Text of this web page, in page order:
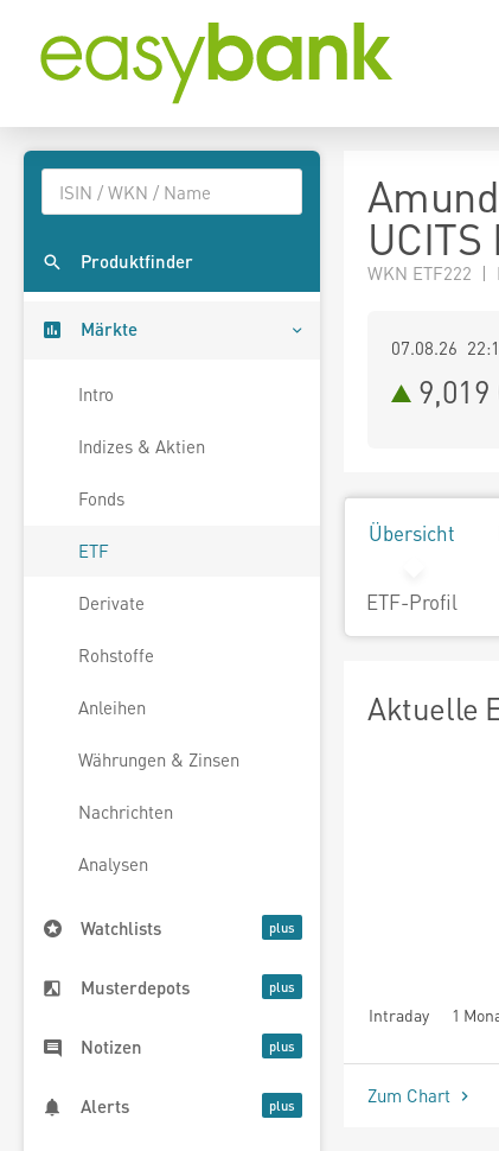
Produktfinder
Märkte
Intro
Indizes & Aktien
Fonds
ETF
Derivate
Rohstoffe
Anleihen
Währungen & Zinsen
Nachrichten
Analysen
Watchlists
Musterdepots
Notizen
Alerts
UCITS
WKN ETF222 |
07.08.26
9,019
Übersicht
ETF-Profil
Aktuelle
Intraday 1
seit Beginn
Zum Chart